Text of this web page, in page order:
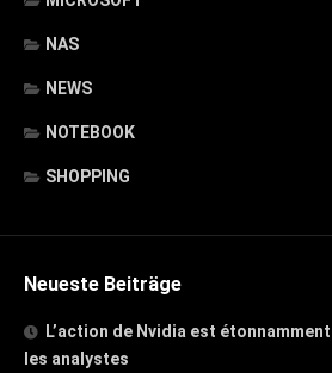
NAS
NEWS
NOTEBOOK
SHOPPING
Neueste Beiträge
L’action de Nvidia est
les analystes